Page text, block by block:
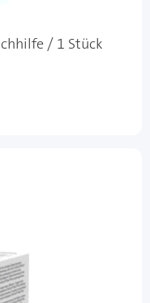
/ 1 Stück